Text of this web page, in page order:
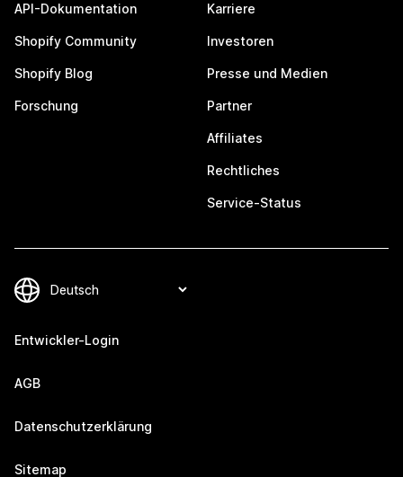
API-Dokumentation
Shopify Community
Shopify Blog
Forschung
Karriere
Investoren
Presse und Medien
Partner
Affiliates
Rechtliches
Service-Status
Entwickler-Login
AGB
Datenschutzerklärung
Sitemap